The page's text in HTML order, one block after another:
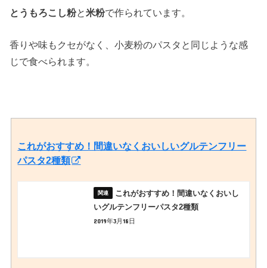
とうもろこし粉と米粉で作られています。
香りや味もクセがなく、小麦粉のパスタと同じような感
じで食べられます。
これがおすすめ！間違いなくおいしいグルテンフリー
パスタ2種類
これがおすすめ！間違いなくおいし
いグルテンフリーパスタ2種類
2019年3月18日